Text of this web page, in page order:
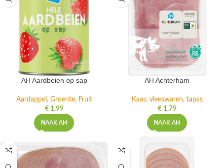
AH Aardbeien op sap
Aardappel, Groente, Fruit
€1,99
NAAR AH
AH Achterham
Kaas, vleeswaren, tapas
€1,79
NAAR AH